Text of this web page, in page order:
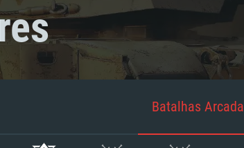
Batalhas Arcada